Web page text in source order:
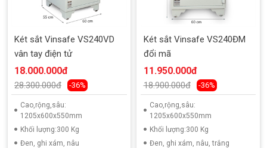
Két sắt Vinsafe VS240VD
vân tay điện tử
18.000.000đ
28.300.000đ -36%
Cao,rộng,sâu:
1205x600x550mm
Khối lượng:300 Kg
Đen, ghi xám, nâu
Két sắt Vinsafe VS240ĐM
đổi mã
11.950.000đ
18.900.000đ -36%
Cao,rộng,sâu:
1205x600x550mm
Khối lượng:300 Kg
Đen, ghi xám, nâu, trắng